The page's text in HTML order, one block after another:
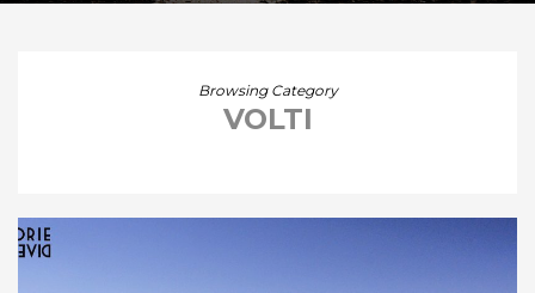
Browsing Category
VOLTI